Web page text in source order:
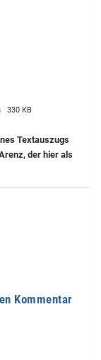
330 KB
Textauszugs
der hier als
Kommentar